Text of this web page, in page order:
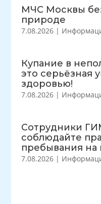
МЧС Москвы
природе
7.08.2026 |
Купание в
это серьёзная
здоровью!
7.08.2026 |
Сотрудники
соблюдайте
пребывания на
7.08.2026 |